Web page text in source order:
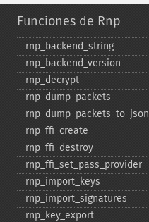
Funciones de Rnp
rnp_​backend_​string
rnp_​backend_​version
rnp_​decrypt
rnp_​dump_​packets
rnp_​dump_​packets_​to_​json
rnp_​ffi_​create
rnp_​ffi_​destroy
rnp_​ffi_​set_​pass_​provider
rnp_​import_​keys
rnp_​import_​signatures
rnp_​key_​export